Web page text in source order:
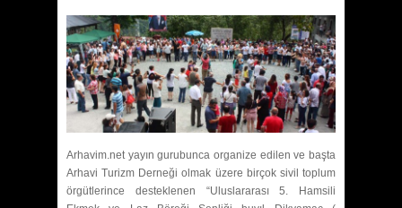
Arhavim.net yayın gurubunca organize edilen ve başta
Arhavi Turizm Derneği olmak üzere birçok sivil toplum
örgütlerince desteklenen “Uluslararası 5. Hamsili